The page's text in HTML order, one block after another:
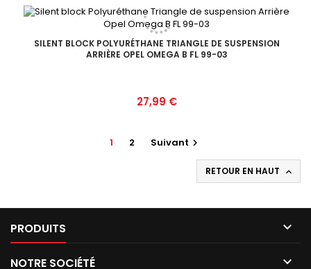
SILENT BLOCK POLYURÉTHANE TRIANGLE DE SUSPENSION
ARRIÈRE OPEL OMEGA B FL 99-03
Prix
27,99 €
1 2 Suivant 
RETOUR EN HAUT 
PRODUITS 
NOTRE SOCIÉTÉ 